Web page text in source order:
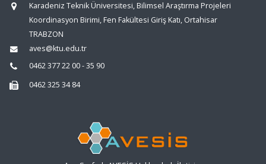
Karadeniz Teknik Üniversitesi, Bilimsel Araştırma Projeleri
Koordinasyon Birimi, Fen Fakültesi Giriş Katı, Ortahisar
TRABZON
aves@ktu.edu.tr
0462 377 22 00 - 35 90
0462 325 34 84